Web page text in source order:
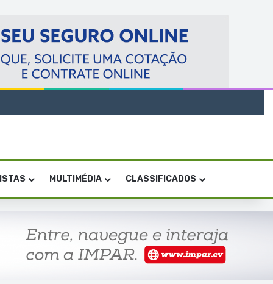
MULTIMÉDIA CLASSIFICADOS